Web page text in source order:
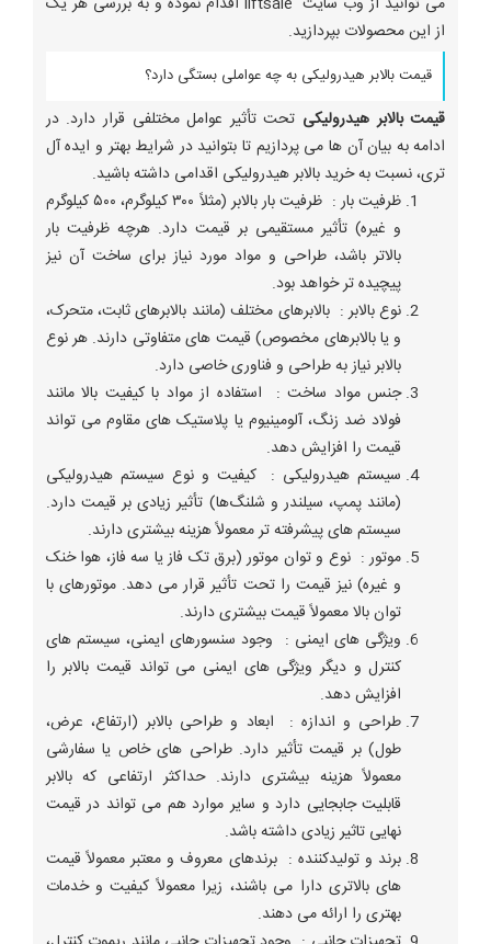
از این محصولات بپردازید.
قیمت بالابر هیدرولیکی به چه عواملی بستگی دارد؟
قیمت بالابر هیدرولیکی تحت تأثیر عوامل مختلفی قرار دارد. در
ادامه به بیان آن ها می پردازیم تا بتوانید در شرایط بهتر و ایده آل
تری، نسبت به خرید بالابر هیدرولیکی اقدامی داشته باشید.
ظرفیت بار : ظرفیت بار بالابر (مثلاً ۳۰۰ کیلوگرم، ۵۰۰ کیلوگرم
و غیره) تأثیر مستقیمی بر قیمت دارد. هرچه ظرفیت بار
بالاتر باشد، طراحی و مواد مورد نیاز برای ساخت آن نیز
پیچیده ‌تر خواهد بود.
نوع بالابر : بالابرهای مختلف (مانند بالابرهای ثابت، متحرک،
و یا بالابرهای مخصوص) قیمت ‌های متفاوتی دارند. هر نوع
بالابر نیاز به طراحی و فناوری خاصی دارد.
جنس مواد ساخت : استفاده از مواد با کیفیت بالا مانند
فولاد ضد زنگ، آلومینیوم یا پلاستیک‌ های مقاوم می ‌تواند
قیمت را افزایش دهد.
سیستم هیدرولیکی : کیفیت و نوع سیستم هیدرولیکی
(مانند پمپ، سیلندر و شلنگ‌ها) تأثیر زیادی بر قیمت دارد.
سیستم ‌های پیشرفته ‌تر معمولاً هزینه بیشتری دارند.
موتور : نوع و توان موتور (برق تک فاز یا سه فاز، هوا خنک
و غیره) نیز قیمت را تحت تأثیر قرار می ‌دهد. موتورهای با
توان بالا معمولاً قیمت بیشتری دارند.
ویژگی ‌های ایمنی : وجود سنسورهای ایمنی، سیستم‌ های
کنترل و دیگر ویژگی‌ های ایمنی می ‌تواند قیمت بالابر را
افزایش دهد.
طراحی و اندازه : ابعاد و طراحی بالابر (ارتفاع، عرض،
طول) بر قیمت تأثیر دارد. طراحی‌ های خاص یا سفارشی
معمولاً هزینه بیشتری دارند. حداکثر ارتفاعی که بالابر
قابلیت جابجایی دارد و سایر موارد هم می تواند در قیمت
نهایی تاثیر زیادی داشته باشد.
برند و تولیدکننده : برندهای معروف و معتبر معمولاً قیمت
‌های بالاتری دارا می باشند، زیرا معمولاً کیفیت و خدمات
بهتری را ارائه می ‌دهند.